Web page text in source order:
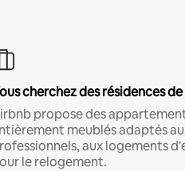
cherchez des résidences
propose des
meublés adaptés
aux logements
le relogement.